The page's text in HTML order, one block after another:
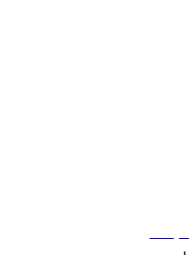
سياساتنا